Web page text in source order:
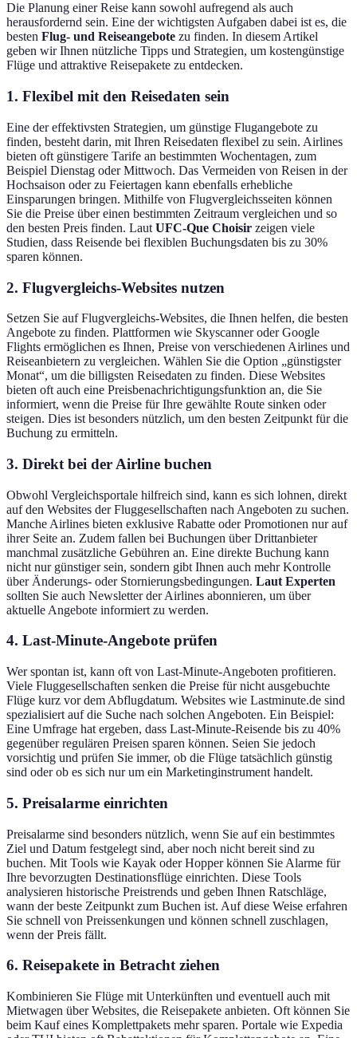
Die Planung einer Reise kann sowohl aufregend als auch
herausfordernd sein. Eine der wichtigsten Aufgaben dabei ist es, die
besten Flug- und Reiseangebote zu finden. In diesem Artikel
geben wir Ihnen nützliche Tipps und Strategien, um kostengünstige
Flüge und attraktive Reisepakete zu entdecken.
1. Flexibel mit den Reisedaten sein
Eine der effektivsten Strategien, um günstige Flugangebote zu
finden, besteht darin, mit Ihren Reisedaten flexibel zu sein. Airlines
bieten oft günstigere Tarife an bestimmten Wochentagen, zum
Beispiel Dienstag oder Mittwoch. Das Vermeiden von Reisen in der
Hochsaison oder zu Feiertagen kann ebenfalls erhebliche
Einsparungen bringen. Mithilfe von Flugvergleichsseiten können
Sie die Preise über einen bestimmten Zeitraum vergleichen und so
den besten Preis finden. Laut UFC-Que Choisir zeigen viele
Studien, dass Reisende bei flexiblen Buchungsdaten bis zu 30%
sparen können.
2. Flugvergleichs-Websites nutzen
Setzen Sie auf Flugvergleichs-Websites, die Ihnen helfen, die besten
Angebote zu finden. Plattformen wie Skyscanner oder Google
Flights ermöglichen es Ihnen, Preise von verschiedenen Airlines und
Reiseanbietern zu vergleichen. Wählen Sie die Option „günstigster
Monat“, um die billigsten Reisedaten zu finden. Diese Websites
bieten oft auch eine Preisbenachrichtigungsfunktion an, die Sie
informiert, wenn die Preise für Ihre gewählte Route sinken oder
steigen. Dies ist besonders nützlich, um den besten Zeitpunkt für die
Buchung zu ermitteln.
3. Direkt bei der Airline buchen
Obwohl Vergleichsportale hilfreich sind, kann es sich lohnen, direkt
auf den Websites der Fluggesellschaften nach Angeboten zu suchen.
Manche Airlines bieten exklusive Rabatte oder Promotionen nur auf
ihrer Seite an. Zudem fallen bei Buchungen über Drittanbieter
manchmal zusätzliche Gebühren an. Eine direkte Buchung kann
nicht nur günstiger sein, sondern gibt Ihnen auch mehr Kontrolle
über Änderungs- oder Stornierungsbedingungen. Laut Experten
sollten Sie auch Newsletter der Airlines abonnieren, um über
aktuelle Angebote informiert zu werden.
4. Last-Minute-Angebote prüfen
Wer spontan ist, kann oft von Last-Minute-Angeboten profitieren.
Viele Fluggesellschaften senken die Preise für nicht ausgebuchte
Flüge kurz vor dem Abflugdatum. Websites wie Lastminute.de sind
spezialisiert auf die Suche nach solchen Angeboten. Ein Beispiel:
Eine Umfrage hat ergeben, dass Last-Minute-Reisende bis zu 40%
gegenüber regulären Preisen sparen können. Seien Sie jedoch
vorsichtig und prüfen Sie immer, ob die Flüge tatsächlich günstig
sind oder ob es sich nur um ein Marketinginstrument handelt.
5. Preisalarme einrichten
Preisalarme sind besonders nützlich, wenn Sie auf ein bestimmtes
Ziel und Datum festgelegt sind, aber noch nicht bereit sind zu
buchen. Mit Tools wie Kayak oder Hopper können Sie Alarme für
Ihre bevorzugten Destinationsflüge einrichten. Diese Tools
analysieren historische Preistrends und geben Ihnen Ratschläge,
wann der beste Zeitpunkt zum Buchen ist. Auf diese Weise erfahren
Sie schnell von Preissenkungen und können schnell zuschlagen,
wenn der Preis fällt.
6. Reisepakete in Betracht ziehen
Kombinieren Sie Flüge mit Unterkünften und eventuell auch mit
Mietwagen über Websites, die Reisepakete anbieten. Oft können Sie
beim Kauf eines Komplettpakets mehr sparen. Portale wie Expedia